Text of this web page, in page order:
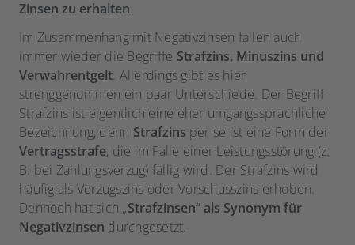
Zinsen zu erhalten.
Im Zusammenhang mit Negativzinsen fallen auch
immer wieder die Begriffe Strafzins, Minuszins und
Verwahrentgelt. Allerdings gibt es hier
strenggenommen ein paar Unterschiede. Der Begriff
Strafzins ist eigentlich eine eher umgangssprachliche
Bezeichnung, denn Strafzins per se ist eine Form der
Vertragsstrafe, die im Falle einer Leistungsstörung (z.
B. bei Zahlungsverzug) fällig wird. Der Strafzins wird
häufig als Verzugszins oder Vorschusszins erhoben.
Dennoch hat sich „Strafzinsen“ als Synonym für
Negativzinsen durchgesetzt.